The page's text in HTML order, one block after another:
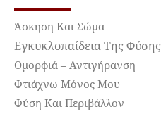
Άσκηση Και Σώμα
Εγκυκλοπαίδεια Της Φύσης
Ομορφιά – Αντιγήρανση
Φτιάχνω Μόνος Μου
Φύση Και Περιβάλλον